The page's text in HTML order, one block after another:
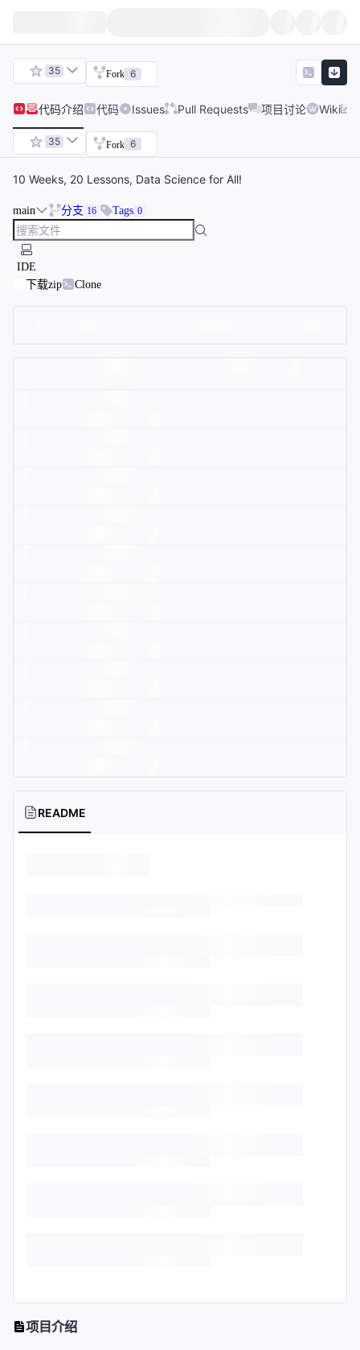
35 Fork 6
代码介绍 代码 Issues Pull Requests 项目讨论 Wiki
35 Fork 6
10 Weeks, 20 Lessons, Data Science for All!
main 分支 16 Tags 0
IDE
下载zip
Clone
README
项目介绍